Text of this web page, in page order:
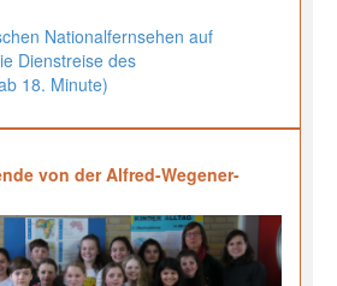
Nationalfernsehen auf
Dienstreise des
18. Minute)
von der Alfred-Wegener-